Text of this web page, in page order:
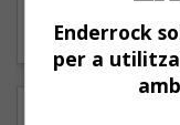
Enderrock
per a